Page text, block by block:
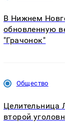
В Нижнем
обновленную
"Грачонок"
Общество
Целительница
второй